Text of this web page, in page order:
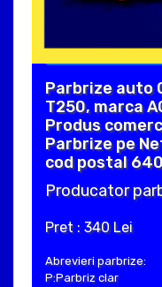
Parbrize auto
T250, marca
Produs
Parbrize pe
cod postal
Producator
Pret : 340 Lei
Abrevieri parbrize:
P:Parbriz clar